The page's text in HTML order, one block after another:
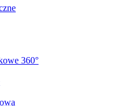
360°